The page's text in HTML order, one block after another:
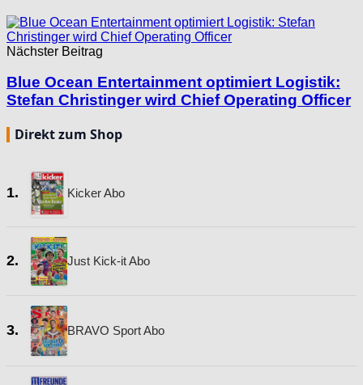
Nächster Beitrag
Blue Ocean Entertainment optimiert Logistik:
Stefan Christinger wird Chief Operating Officer
Direkt zum Shop
1. Kicker Abo
2. Just Kick-it Abo
3. BRAVO Sport Abo